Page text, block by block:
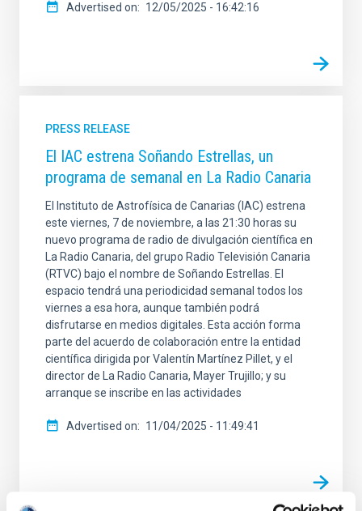
Advertised on 12/05/2025 - 16:42:16
PRESS RELEASE
El IAC estrena Soñando Estrellas, un
programa de semanal en La Radio Canaria
El Instituto de Astrofísica de Canarias (IAC) estrena
este viernes, 7 de noviembre, a las 21:30 horas su
nuevo programa de radio de divulgación científica en
La Radio Canaria, del grupo Radio Televisión Canaria
(RTVC) bajo el nombre de Soñando Estrellas. El
espacio tendrá una periodicidad semanal todos los
viernes a esa hora, aunque también podrá
disfrutarse en medios digitales. Esta acción forma
parte del acuerdo de colaboración entre la entidad
científica dirigida por Valentín Martínez Pillet, y el
director de La Radio Canaria, Mayer Trujillo; y su
arranque se inscribe en las actividades
Advertised on 11/04/2025 - 11:49:41